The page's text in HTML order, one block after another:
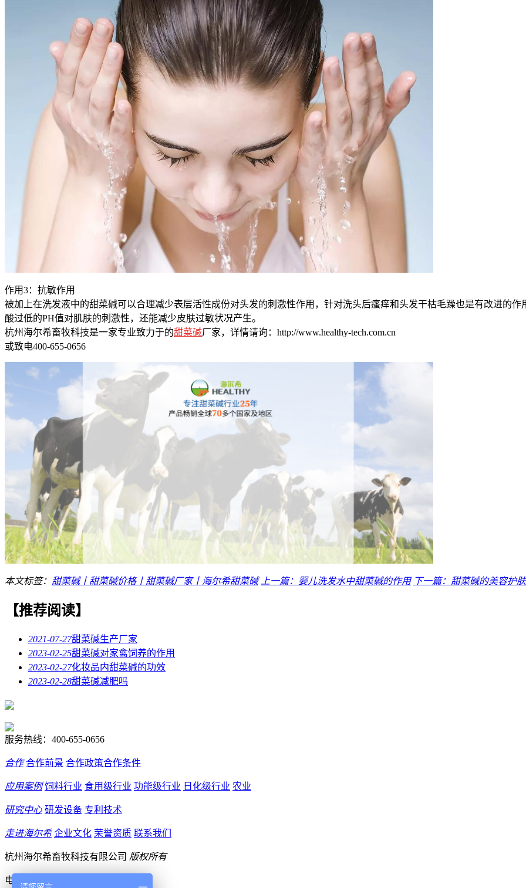
作用3：抗敏作用
被加上在洗发液中的甜菜碱可以合理减少表层活性成份对头发的刺激性作用，针对洗头后瘙痒和头发干枯毛躁也是有改进的
酸过低的PH值对肌肤的刺激性，还能减少皮肤过敏状况产生。
杭州海尔希畜牧科技是一家专业致力于的甜菜碱厂家，详情请询：http://www.healthy-tech.com.cn
或致电400-655-0656
本文标签： 甜菜碱丨甜菜碱价格丨甜菜碱厂家丨海尔希甜菜碱 上一篇：婴儿洗发水中甜菜碱的作用 下一篇：甜菜碱的美容护
【推荐阅读】
2021-07-27甜菜碱生产厂家
2023-02-25甜菜碱对家禽饲养的作用
2023-02-27化妆品内甜菜碱的功效
2023-02-28甜菜碱减肥吗
服务热线： 400-655-0656
合作 合作前景 合作政策合作条件
应用案例 饲料行业 食用级行业 功能级行业 日化级行业 农业
研究中心 研发设备 专利技术
走进海尔希 企业文化 荣誉资质 联系我们
杭州海尔希畜牧科技有限公司 版权所有
电话：400-655-0656